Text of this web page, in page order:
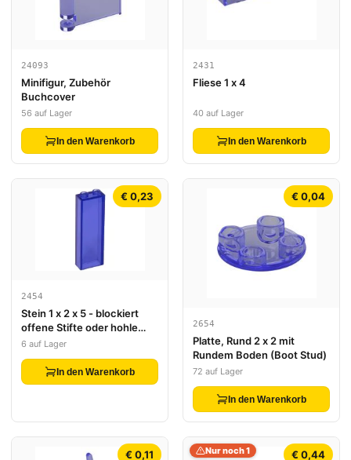
24093
Minifigur, Zubehör
Buchcover
56 auf Lager
In den Warenkorb
2431
Fliese 1 x 4
40 auf Lager
In den Warenkorb
€ 0,23
2454
Stein 1 x 2 x 5 - blockiert
offene Stifte oder hohle
Stifte
6 auf Lager
In den Warenkorb
€ 0,04
2654
Platte, Rund 2 x 2 mit
Rundem Boden (Boot Stud)
72 auf Lager
In den Warenkorb
€ 0,11 € 0,44
Nur noch 1